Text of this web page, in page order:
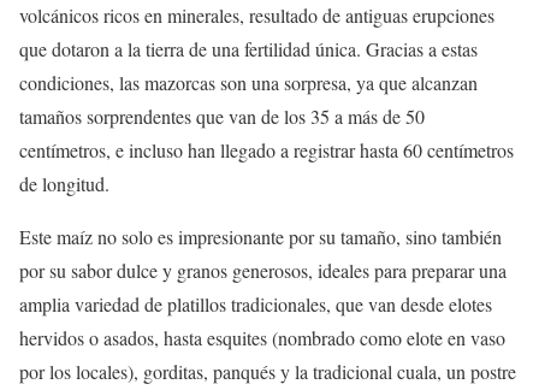
volcánicos ricos en minerales, resultado de antiguas erupciones
que dotaron a la tierra de una fertilidad única. Gracias a estas
condiciones, las mazorcas son una sorpresa, ya que alcanzan
tamaños sorprendentes que van de los 35 a más de 50
centímetros, e incluso han llegado a registrar hasta 60 centímetros
de longitud.
Este maíz no solo es impresionante por su tamaño, sino también
por su sabor dulce y granos generosos, ideales para preparar una
amplia variedad de platillos tradicionales, que van desde elotes
hervidos o asados, hasta esquites (nombrado como elote en vaso
por los locales), gorditas, panqués y la tradicional cuala, un postre